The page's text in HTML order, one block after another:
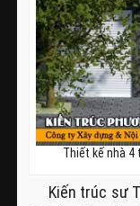
Thiết kế nhà 4
Kiến trúc sư